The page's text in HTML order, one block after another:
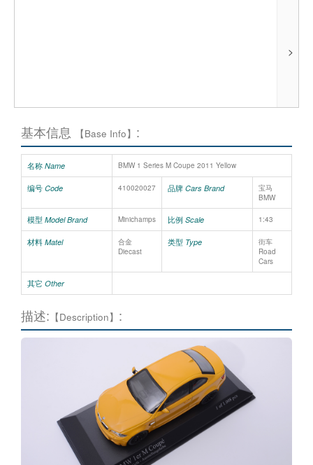
>
基本信息 【Base Info】 :
名称 Name BMW 1 Series M Coupe 2011 Yellow
编号 Code 410020027 品牌 Cars Brand
宝马
BMW
模型 Model Brand Minichamps 比例 Scale 1:43
材料 Matel
合金
Diecast
类型 Type
街车
Road
Cars
其它 Other
描述: 【Description】 :